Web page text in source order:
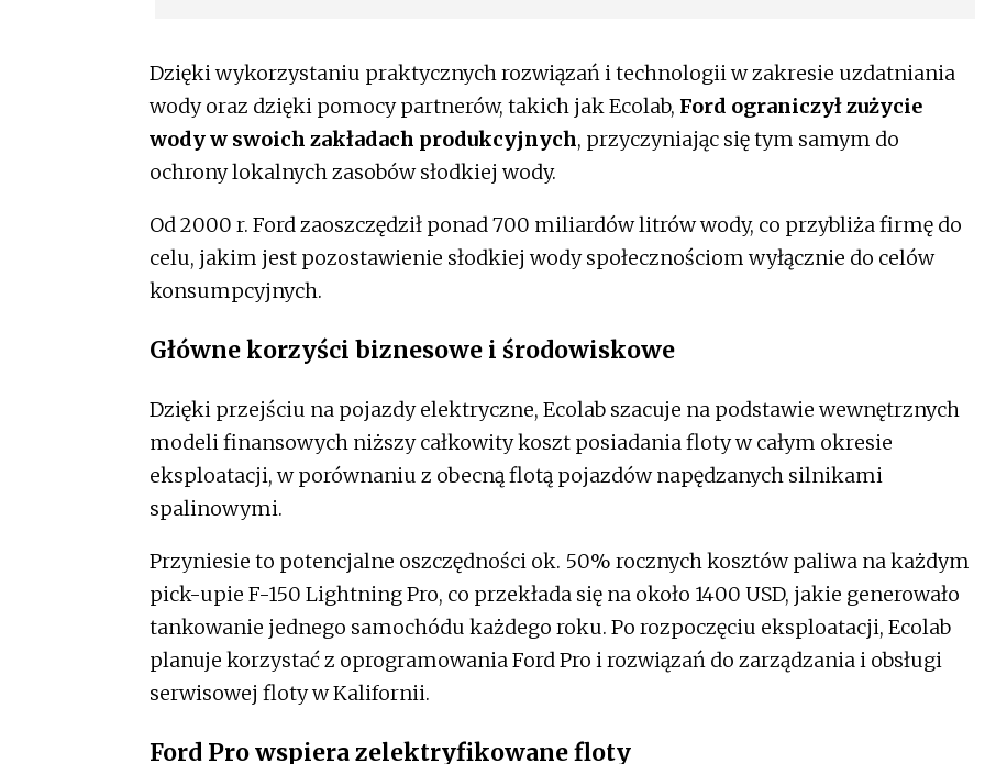
Dzięki wykorzystaniu praktycznych rozwiązań i technologii w zakresie uzdatniania
wody oraz dzięki pomocy partnerów, takich jak Ecolab, Ford ograniczył zużycie
wody w swoich zakładach produkcyjnych, przyczyniając się tym samym do
ochrony lokalnych zasobów słodkiej wody.
Od 2000 r. Ford zaoszczędził ponad 700 miliardów litrów wody, co przybliża firmę do
celu, jakim jest pozostawienie słodkiej wody społecznościom wyłącznie do celów
konsumpcyjnych.
Główne korzyści biznesowe i środowiskowe
Dzięki przejściu na pojazdy elektryczne, Ecolab szacuje na podstawie wewnętrznych
modeli finansowych niższy całkowity koszt posiadania floty w całym okresie
eksploatacji, w porównaniu z obecną flotą pojazdów napędzanych silnikami
spalinowymi.
Przyniesie to potencjalne oszczędności ok. 50% rocznych kosztów paliwa na każdym
pick-upie F-150 Lightning Pro, co przekłada się na około 1400 USD, jakie generowało
tankowanie jednego samochódu każdego roku. Po rozpoczęciu eksploatacji, Ecolab
planuje korzystać z oprogramowania Ford Pro i rozwiązań do zarządzania i obsługi
serwisowej floty w Kalifornii.
Ford Pro wspiera zelektryfikowane floty